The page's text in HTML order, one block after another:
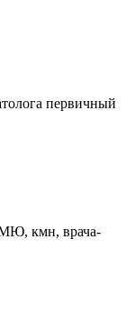
первичный
кмн, врача-